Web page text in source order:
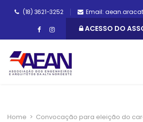
(18) 3621-3252 Email:
ACESSO DO
Home > Convocação para eleição do